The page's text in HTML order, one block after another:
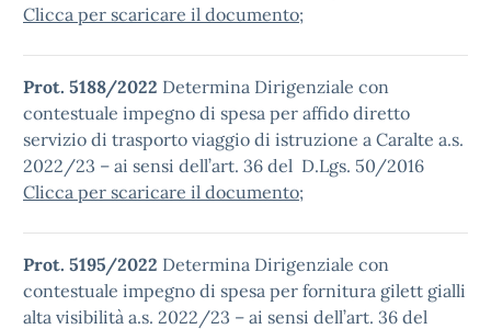
Clicca per scaricare il documento;
Prot. 5188/2022 Determina Dirigenziale con
contestuale impegno di spesa per affido diretto
servizio di trasporto viaggio di istruzione a Caralte a.s.
2022/23 – ai sensi dell’art. 36 del D.Lgs. 50/2016
Clicca per scaricare il documento;
Prot. 5195/2022 Determina Dirigenziale con
contestuale impegno di spesa per fornitura gilett gialli
alta visibilità a.s. 2022/23 – ai sensi dell’art. 36 del